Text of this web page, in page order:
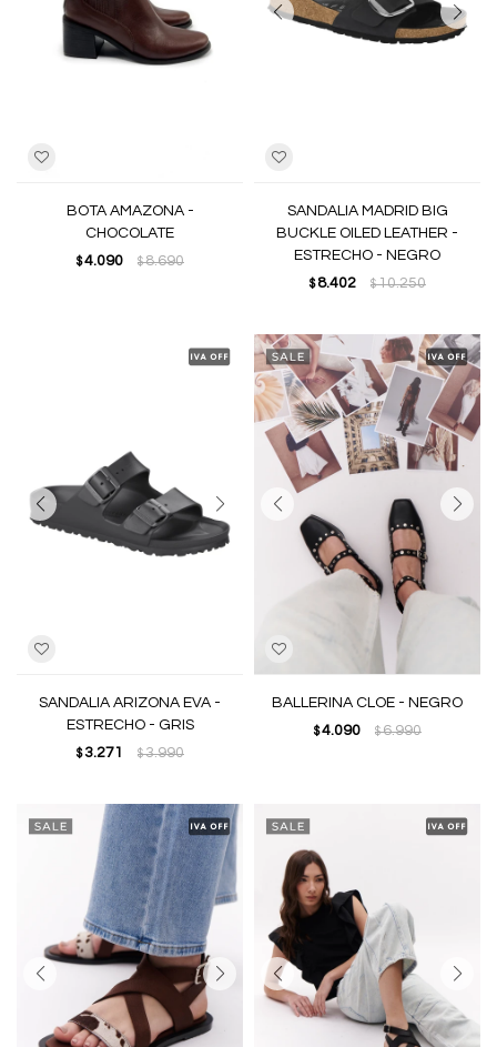
BOTA AMAZONA -
CHOCOLATE
$ 4.090 $8.690
SANDALIA MADRID BIG
BUCKLE OILED LEATHER -
ESTRECHO - NEGRO
$ 8.402 $10.250
SANDALIA ARIZONA EVA -
ESTRECHO - GRIS
$ 3.271 $3.990
BALLERINA CLOE - NEGRO
$ 4.090 $6.990